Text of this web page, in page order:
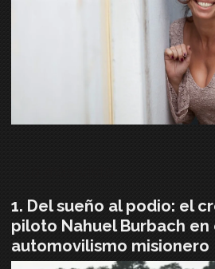
Del sueño al podio: el
piloto Nahuel Burbach en
automovilismo misionero